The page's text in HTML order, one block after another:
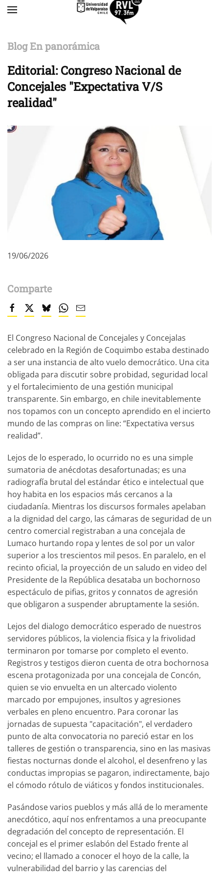
Blog En panorámica
Editorial: Congreso Nacional de
Concejales "Expectativa V/S
realidad"
19/06/2026
Comparte
El Congreso Nacional de Concejales y Concejalas
celebrado en la Región de Coquimbo estaba destinado
a ser una instancia de alto vuelo democrático. Una cita
obligada para discutir sobre probidad, seguridad local
y el fortalecimiento de una gestión municipal
transparente. Sin embargo, en chile inevitablemente
nos topamos con un concepto aprendido en el incierto
mundo de las compras on line: “Expectativa versus
realidad”.
Lejos de lo esperado, lo ocurrido no es una simple
sumatoria de anécdotas desafortunadas; es una
radiografía brutal del estándar ético e intelectual que
hoy habita en los espacios más cercanos a la
ciudadanía. Mientras los discursos formales apelaban
a la dignidad del cargo, las cámaras de seguridad de un
centro comercial registraban a una concejala de
Lumaco hurtando ropa y lentes de sol por un valor
superior a los trescientos mil pesos. En paralelo, en el
recinto oficial, la proyección de un saludo en video del
Presidente de la República desataba un bochornoso
espectáculo de pifias, gritos y connatos de agresión
que obligaron a suspender abruptamente la sesión.
Lejos del dialogo democrático esperado de nuestros
servidores públicos, la violencia física y la frivolidad
terminaron por tomarse por completo el evento.
Registros y testigos dieron cuenta de otra bochornosa
escena protagonizada por una concejala de Concón,
quien se vio envuelta en un altercado violento
marcado por empujones, insultos y agresiones
verbales en pleno encuentro. Para coronar las
jornadas de supuesta "capacitación", el verdadero
punto de alta convocatoria no pareció estar en los
talleres de gestión o transparencia, sino en las masivas
fiestas nocturnas donde el alcohol, el desenfreno y las
conductas impropias se pagaron, indirectamente, bajo
el cómodo rótulo de viáticos y fondos institucionales.
Pasándose varios pueblos y más allá de lo meramente
anecdótico, aquí nos enfrentamos a una preocupante
degradación del concepto de representación. El
concejal es el primer eslabón del Estado frente al
vecino; el llamado a conocer el hoyo de la calle, la
vulnerabilidad del barrio y las carencias del